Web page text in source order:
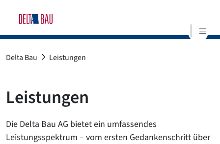
Delta Bau Leistungen
Leistungen
Die Delta Bau AG bietet ein umfassendes
Leistungsspektrum – vom ersten Gedankenschritt über